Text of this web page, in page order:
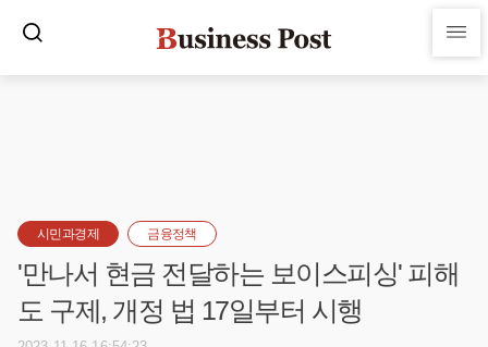
시민과경제 금융정책
'만나서 현금 전달하는 보이스피싱' 피해
도 구제, 개정 법 17일부터 시행